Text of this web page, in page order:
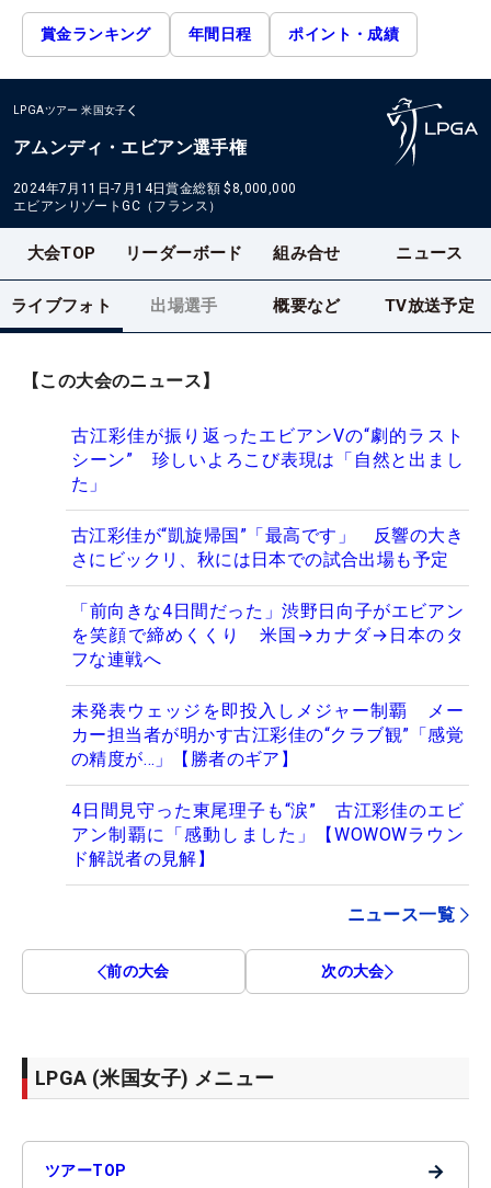
賞金ランキング 年間日程 ポイント・成績
LPGAツアー 米国女子
アムンディ・エビアン選手権
2024年7月11日-7月14日賞金総額 $8,000,000
エビアンリゾートGC（フランス）
大会TOP リーダーボード 組み合せ ニュース
ライブフォト 出場選手 概要など TV放送予定
【この大会のニュース】
古江彩佳が振り返ったエビアンVの“劇的ラスト
シーン” 珍しいよろこび表現は「自然と出まし
た」
古江彩佳が“凱旋帰国”「最高です」 反響の大き
さにビックリ、秋には日本での試合出場も予定
「前向きな4日間だった」渋野日向子がエビアン
を笑顔で締めくくり 米国→カナダ→日本のタ
フな連戦へ
未発表ウェッジを即投入しメジャー制覇 メー
カー担当者が明かす古江彩佳の“クラブ観”「感覚
の精度が…」【勝者のギア】
4日間見守った東尾理子も“涙” 古江彩佳のエビ
アン制覇に「感動しました」【WOWOWラウン
ド解説者の見解】
ニュース一覧
前の大会 次の大会
LPGA (米国女子) メニュー
ツアーTOP →